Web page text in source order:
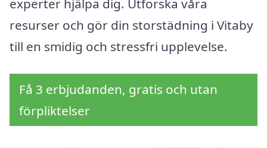
experter hjälpa dig. Utforska våra
resurser och gör din storstädning i Vitaby
till en smidig och stressfri upplevelse.
Få 3 erbjudanden, gratis och utan
förpliktelser